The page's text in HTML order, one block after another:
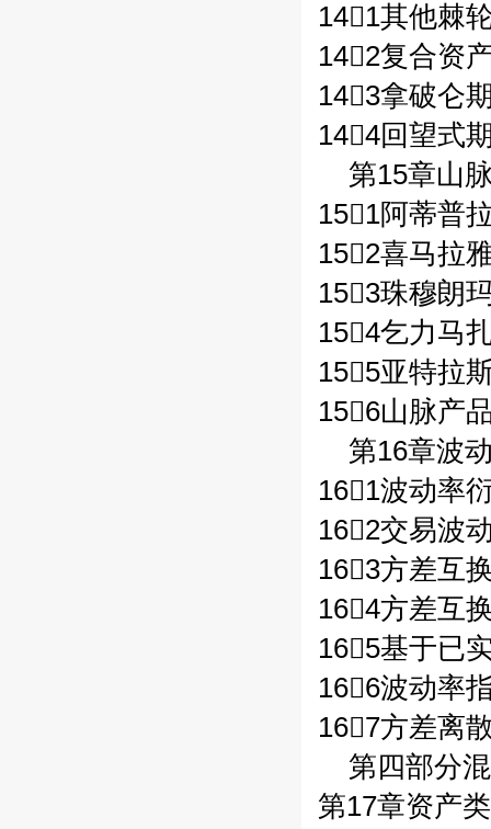
141其他棘
142复合资
143拿破仑
144回望式
第15章山
151阿蒂普
152喜马拉
153珠穆朗
154乞力马
155亚特拉
156山脉产
第16章波
161波动率
162交易波
163方差互
164方差互
165基于已
166波动率
167方差离
第四部分
第17章资产